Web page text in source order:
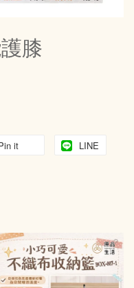
膝
it LINE